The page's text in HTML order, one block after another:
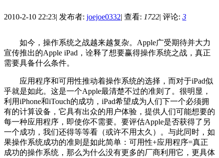
2010-2-10 22:23| 发布者: joejoe0332| 查看: 1722| 评论: 3
如今，操作系统之战越来越复杂。Apple广受期待并大力
宣传推出的Apple iPad，诠释了想要赢得操作系统之战，真正
需要具备什么条件。
应用程序和可用性推动着操作系统的选择，而对于iPad似
乎就是如此。这是一个Apple最清楚不过的准则了。很明显，
利用iPhone和iTouch的成功，iPad希望成为人们下一个必须拥
有的计算设备，它具有出众的用户体验，提供人们可能想要的
每一种应用程序，即使你不需要。要评估Apple是否获得了另
一个成功，我们还得等等看（或许不用太久）。与此同时，如
果操作系统成功的准则是如此简单：可用性+应用程序=真正
成功的操作系统，那么为什么没有更多的厂商利用它，更具体